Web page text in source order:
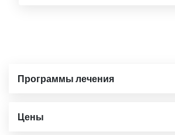
Программы лечения
Цены